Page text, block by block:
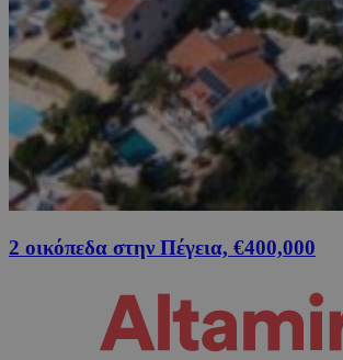
2 οικόπεδα στην Πέγεια, €400,000